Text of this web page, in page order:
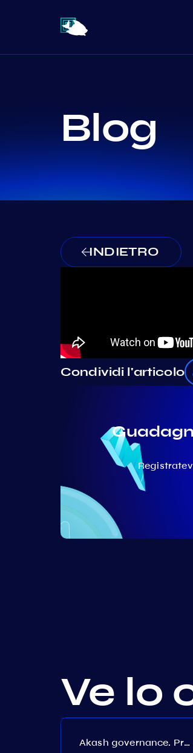
Blog
INDIETRO
Condividi l'articolo
Ve lo
Akash governance. Proposal №308